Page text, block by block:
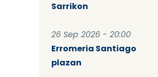
Sarrikon
26 Sep 2026 - 20:00
Erromeria Santiago
plazan